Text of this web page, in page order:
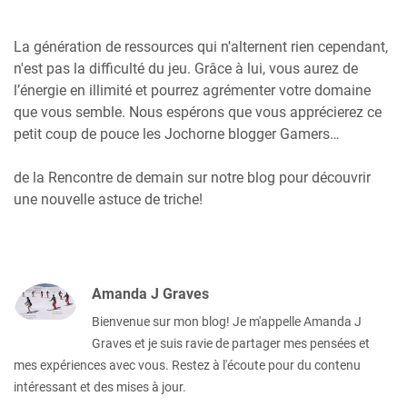
La génération de ressources qui n'alternent rien cependant,
n'est pas la difficulté du jeu. Grâce à lui, vous aurez de
l’énergie en illimité et pourrez agrémenter votre domaine
que vous semble. Nous espérons que vous apprécierez ce
petit coup de pouce les Jochorne blogger Gamers…
de la Rencontre de demain sur notre blog pour découvrir
une nouvelle astuce de triche!
Amanda J Graves
Bienvenue sur mon blog! Je m'appelle Amanda J
Graves et je suis ravie de partager mes pensées et
mes expériences avec vous. Restez à l'écoute pour du contenu
intéressant et des mises à jour.